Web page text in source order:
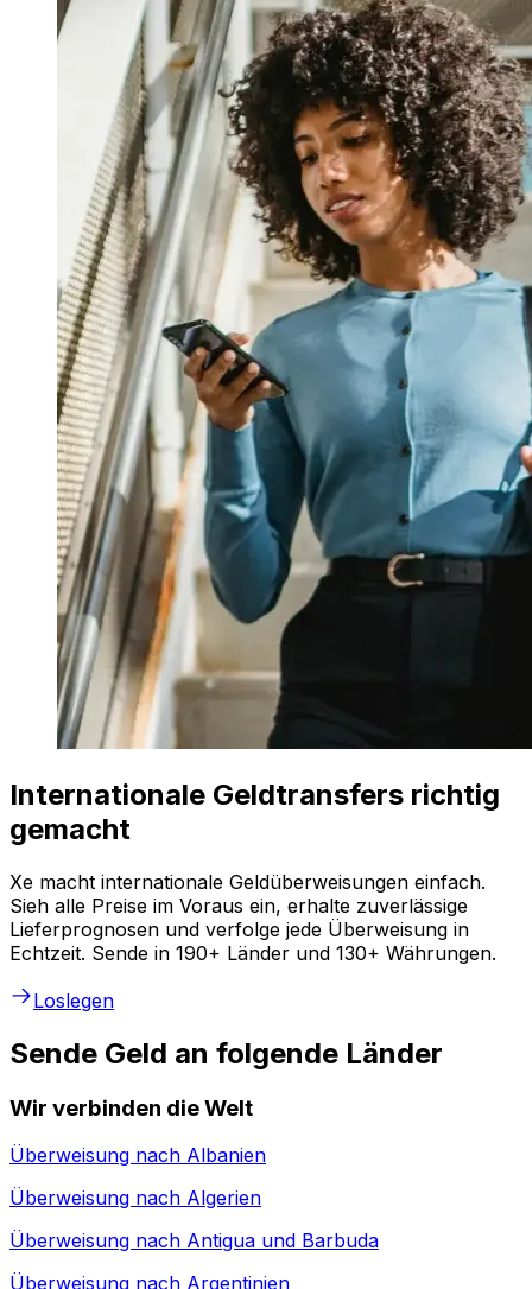
Internationale Geldtransfers richtig
gemacht
Xe macht internationale Geldüberweisungen einfach.
Sieh alle Preise im Voraus ein, erhalte zuverlässige
Lieferprognosen und verfolge jede Überweisung in
Echtzeit. Sende in 190+ Länder und 130+ Währungen.
Loslegen
Sende Geld an folgende Länder
Wir verbinden die Welt
Überweisung nach Albanien
Überweisung nach Algerien
Überweisung nach Antigua und Barbuda
Überweisung nach Argentinien